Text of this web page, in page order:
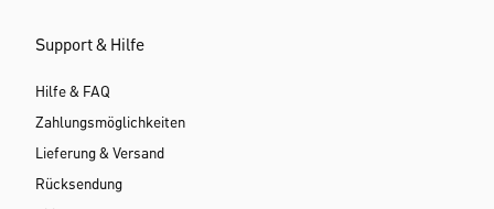
Support & Hilfe
Hilfe & FAQ
Zahlungsmöglichkeiten
Lieferung & Versand
Rücksendung